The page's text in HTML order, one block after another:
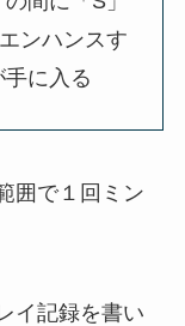
ンハンスす
に入る
囲で１回ミン
イ記録を書い